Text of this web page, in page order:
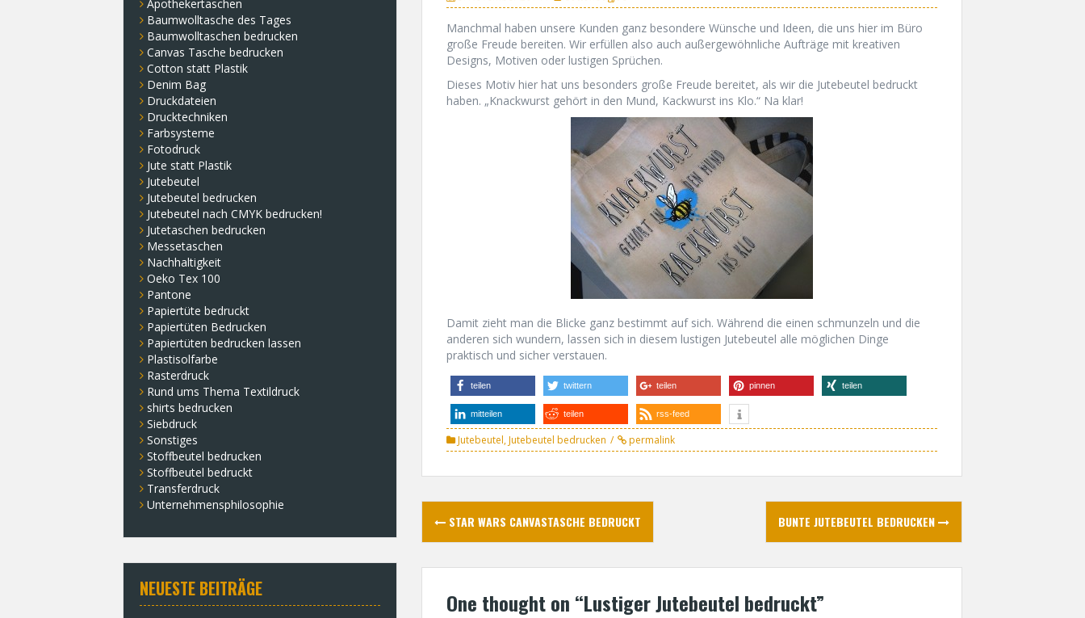
Manchmal haben unsere Kunden ganz besondere Wünsche und Ideen, die uns hier im Büro
große Freude bereiten. Wir erfüllen also auch außergewöhnliche Aufträge mit kreativen
Designs, Motiven oder lustigen Sprüchen.
Dieses Motiv hier hat uns besonders große Freude bereitet, als wir die Jutebeutel bedruckt
haben. „Knackwurst gehört in den Mund, Kackwurst ins Klo.“ Na klar!
Damit zieht man die Blicke ganz bestimmt auf sich. Während die einen schmunzeln und die
anderen sich wundern, lassen sich in diesem lustigen Jutebeutel alle möglichen Dinge
praktisch und sicher verstauen.
teilen twittern teilen pinnen teilen
mitteilen teilen rss-feed
Jutebeutel,Jutebeutel bedrucken permalink
P
o
STAR WARS CANVASTASCHE BEDRUCKT BUNTE JUTEBEUTEL BEDRUCKEN
One thought on “Lustiger Jutebeutel bedruckt”
Apothekertaschen
Baumwolltasche des Tages
Baumwolltaschen bedrucken
Canvas Tasche bedrucken
Cotton statt Plastik
Denim Bag
Druckdateien
Drucktechniken
Farbsysteme
Fotodruck
Jute statt Plastik
Jutebeutel
Jutebeutel bedrucken
Jutebeutel nach CMYK bedrucken!
Jutetaschen bedrucken
Messetaschen
Nachhaltigkeit
Oeko Tex 100
Pantone
Papiertüte bedruckt
Papiertüten Bedrucken
Papiertüten bedrucken lassen
Plastisolfarbe
Rasterdruck
Rund ums Thema Textildruck
shirts bedrucken
Siebdruck
Sonstiges
Stoffbeutel bedrucken
Stoffbeutel bedruckt
Transferdruck
Unternehmensphilosophie
NEUESTE BEITRÄGE